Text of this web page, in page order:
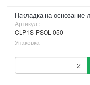
Накладка на основание
Артикул :
CLP1S-PSOL-050
Упаковка